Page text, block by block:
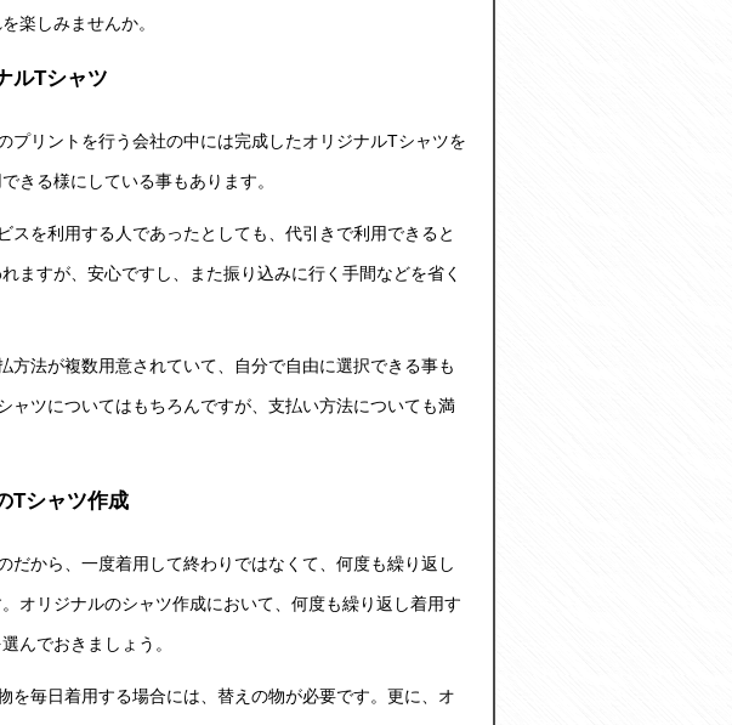
楽しみませんか。
ルTシャツ
プリントを行う会社の中には完成したオリジナルTシャツを
きる様にしている事もあります。
スを利用する人であったとしても、代引きで利用できると
ますが、安心ですし、また振り込みに行く手間などを省く
方法が複数用意されていて、自分で自由に選択できる事も
ャツについてはもちろんですが、支払い方法についても満
Tシャツ作成
だから、一度着用して終わりではなくて、何度も繰り返し
オリジナルのシャツ作成において、何度も繰り返し着用す
んでおきましょう。
を毎日着用する場合には、替えの物が必要です。更に、オ